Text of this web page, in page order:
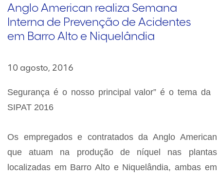
Anglo American realiza Semana
Interna de Prevenção de Acidentes
em Barro Alto e Niquelândia
10 agosto, 2016
Segurança é o nosso principal valor” é o tema da
SIPAT 2016
Os empregados e contratados da Anglo American
que atuam na produção de níquel nas plantas
localizadas em Barro Alto e Niquelândia, ambas em